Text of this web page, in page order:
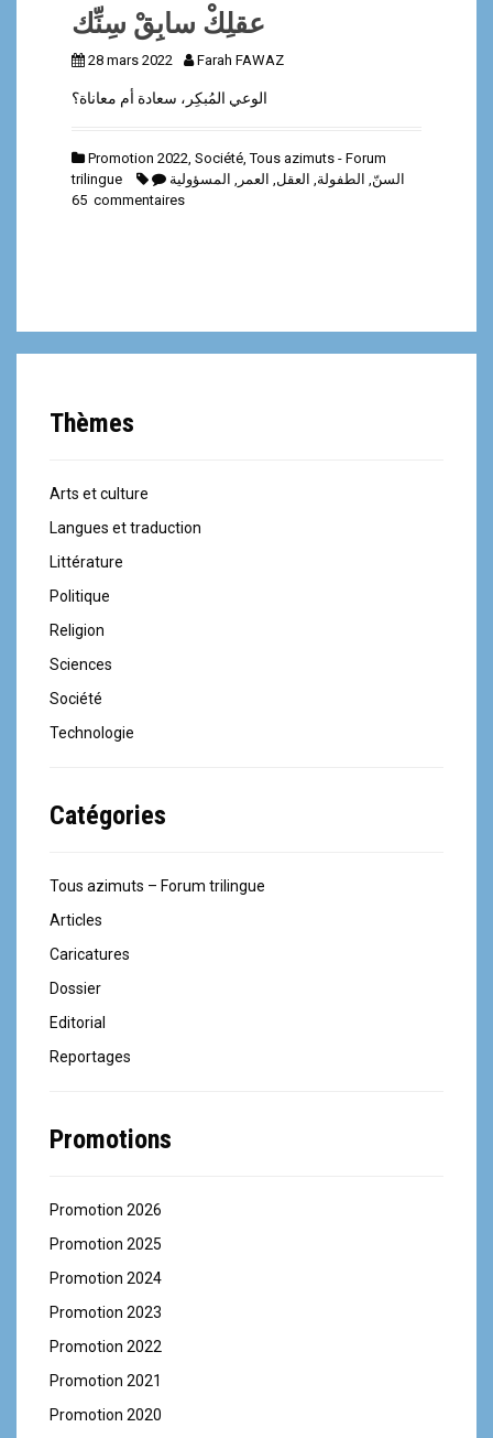
عقلِكْ سابِقْ سِنِّك
28 mars 2022 Farah FAWAZ
الوعي المُبكِر، سعادة أم معاناة؟
Promotion 2022 Société ,Tous azimuts - Forum
trilingue
السنّ الطفولة العقل العمر
المسؤولية
65 commentaires
Thèmes
Arts et culture
Langues et traduction
Littérature
Politique
Religion
Sciences
Société
Technologie
Catégories
Tous azimuts – Forum trilingue
Articles
Caricatures
Dossier
Editorial
Reportages
Promotions
Promotion 2026
Promotion 2025
Promotion 2024
Promotion 2023
Promotion 2022
Promotion 2021
Promotion 2020